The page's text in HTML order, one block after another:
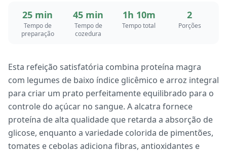
25 min
Tempo de
preparação
45 min
Tempo de
cozedura
1h 10m
Tempo total
2
Porções
Esta refeição satisfatória combina proteína magra
com legumes de baixo índice glicêmico e arroz integral
para criar um prato perfeitamente equilibrado para o
controle do açúcar no sangue. A alcatra fornece
proteína de alta qualidade que retarda a absorção de
glicose, enquanto a variedade colorida de pimentões,
tomates e cebolas adiciona fibras, antioxidantes e